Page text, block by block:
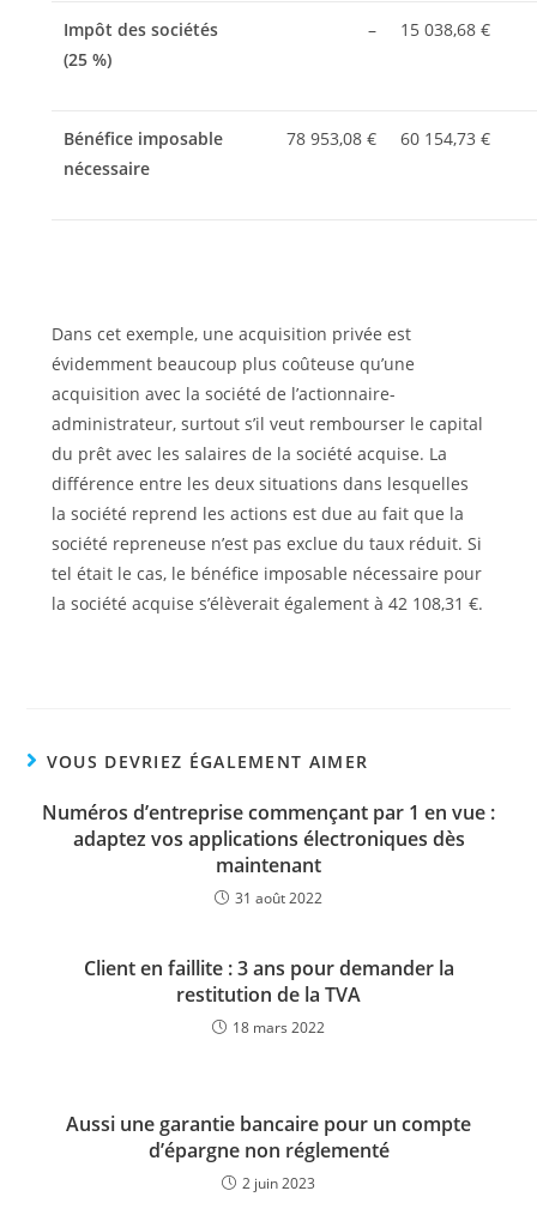
Impôt des sociétés
(25 %)
– 15 038,68 €
Bénéfice imposable
nécessaire
78 953,08 € 60 154,73 €
Dans cet exemple, une acquisition privée est
évidemment beaucoup plus coûteuse qu’une
acquisition avec la société de l’actionnaire-
administrateur, surtout s’il veut rembourser le capital
du prêt avec les salaires de la société acquise. La
différence entre les deux situations dans lesquelles
la société reprend les actions est due au fait que la
société repreneuse n’est pas exclue du taux réduit. Si
tel était le cas, le bénéfice imposable nécessaire pour
la société acquise s’élèverait également à 42 108,31 €.
VOUS DEVRIEZ ÉGALEMENT AIMER
Numéros d’entreprise commençant par 1 en vue :
adaptez vos applications électroniques dès
maintenant
31 août 2022
Client en faillite : 3 ans pour demander la
restitution de la TVA
18 mars 2022
Aussi une garantie bancaire pour un compte
d’épargne non réglementé
2 juin 2023